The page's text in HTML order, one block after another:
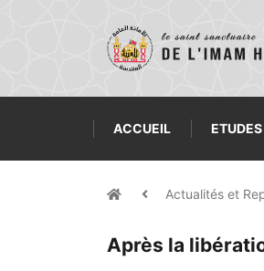
ACCUEIL
Actualités et
Après la